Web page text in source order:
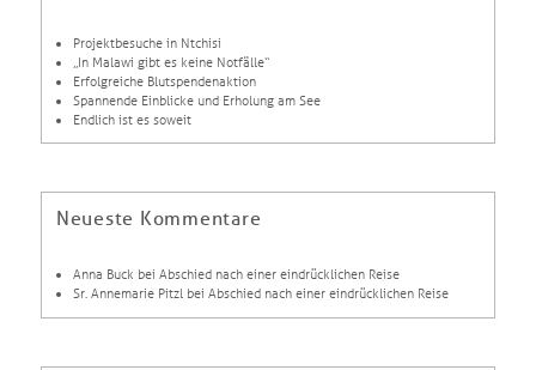
Projektbesuche in Ntchisi
„In Malawi gibt es keine Notfälle“
Erfolgreiche Blutspendenaktion
Spannende Einblicke und Erholung am See
Endlich ist es soweit
Neueste Kommentare
Anna Buck beiAbschied nach einer eindrücklichen Reise
Sr. Annemarie Pitzl beiAbschied nach einer eindrücklichen Reise